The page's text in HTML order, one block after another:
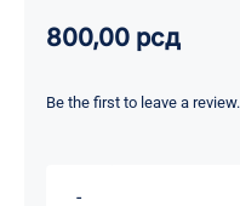
800,00 рсд
Be the first to leave a review.